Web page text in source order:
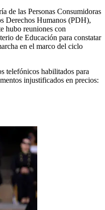
de las Personas Consumidoras
Derechos Humanos (PDH),
hubo reuniones con
de Educación para constatar
en el marco del ciclo
telefónicos habilitados para
injustificados en precios: